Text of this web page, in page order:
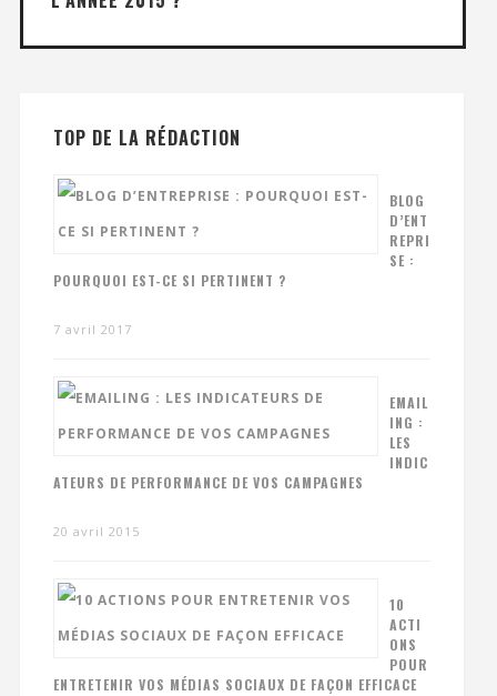
TOP DE LA RÉDACTION
BLOG
D’ENT
REPRI
SE :
POURQUOI EST-CE SI PERTINENT ?
7 avril 2017
EMAIL
ING :
LES
INDIC
ATEURS DE PERFORMANCE DE VOS CAMPAGNES
20 avril 2015
10
ACTI
ONS
POUR
ENTRETENIR VOS MÉDIAS SOCIAUX DE FAÇON EFFICACE